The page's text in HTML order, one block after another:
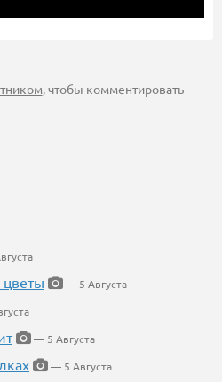
, чтобы комментировать
— 5 Августа
— 5 Августа
— 5 Августа